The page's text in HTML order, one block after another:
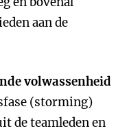
aan de
volwassenheid
(storming)
de teamleden en